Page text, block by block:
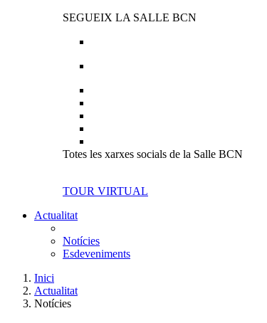
SEGUEIX LA SALLE BCN
Totes les xarxes socials de la Salle BCN
TOUR VIRTUAL
Actualitat
Notícies
Esdeveniments
Inici
Actualitat
Notícies